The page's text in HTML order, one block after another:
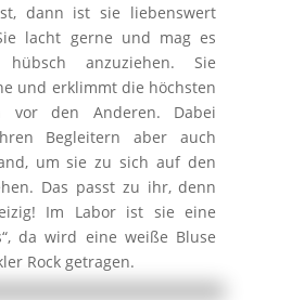
dann ist sie liebenswert
lacht gerne und mag es
anzuziehen. Sie
und erklimmt die höchsten
vor den Anderen. Dabei
Begleitern aber auch
um sie zu sich auf den
Das passt zu ihr, denn
Im Labor ist sie eine
da wird eine weiße Bluse
Rock getragen.